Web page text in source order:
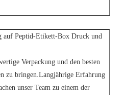
auf Peptid-Etikett-Box Druck und
Verpackung und den besten
zu bringen.Langjährige Erfahrung
unser Team zu einem der